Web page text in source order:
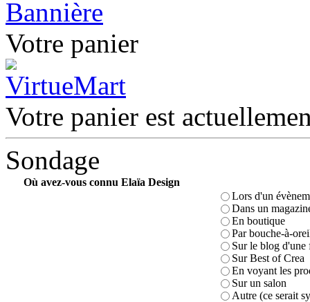
Votre panier
Votre panier est
Sondage
Où avez-vous connu Elaïa Design
Lors d'un
Dans un
En boutique
Par bouche-à-
Sur le blog
Sur Best of Crea
En voyant les
Sur un salon
Autre (ce serait